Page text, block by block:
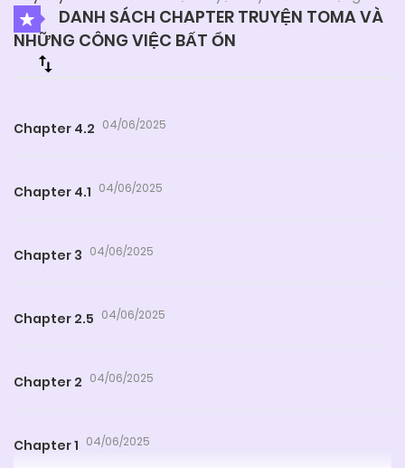
DANH SÁCH CHAPTER TRUYỆN TOMA VÀ
NHỮNG CÔNG VIỆC BẤT ỔN
Chapter 4.2 04/06/2025
Chapter 4.1 04/06/2025
Chapter 3 04/06/2025
Chapter 2.5 04/06/2025
Chapter 2 04/06/2025
Chapter 1 04/06/2025